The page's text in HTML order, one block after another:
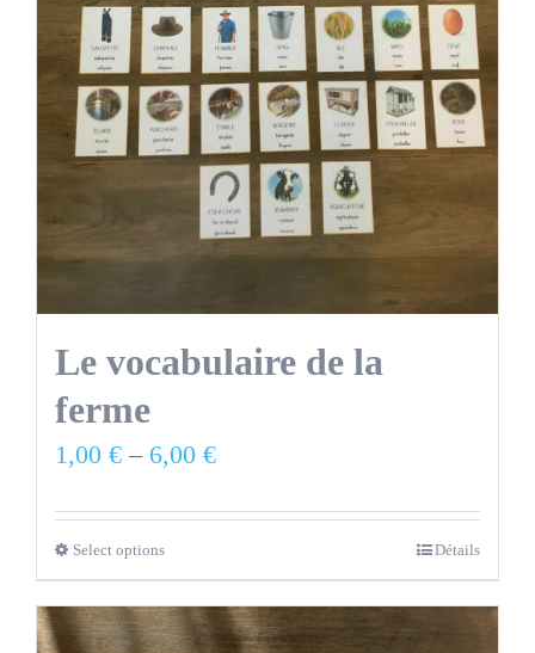
Le vocabulaire de la
ferme
1,00 €– 6,00 €
Select options Détails